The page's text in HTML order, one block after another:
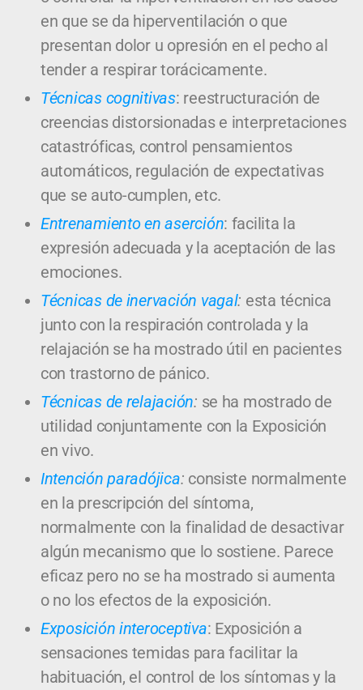
en que se da hiperventilación o que
presentan dolor u opresión en el pecho al
tender a respirar torácicamente.
Técnicas cognitivas: reestructuración de
creencias distorsionadas e interpretaciones
catastróficas, control pensamientos
automáticos, regulación de expectativas
que se auto-cumplen, etc.
Entrenamiento en aserción: facilita la
expresión adecuada y la aceptación de las
emociones.
Técnicas de inervación vagal: esta técnica
junto con la respiración controlada y la
relajación se ha mostrado útil en pacientes
con trastorno de pánico.
Técnicas de relajación: se ha mostrado de
utilidad conjuntamente con la Exposición
en vivo.
Intención paradójica: consiste normalmente
en la prescripción del síntoma,
normalmente con la finalidad de desactivar
algún mecanismo que lo sostiene. Parece
eficaz pero no se ha mostrado si aumenta
o no los efectos de la exposición.
Exposición interoceptiva: Exposición a
sensaciones temidas para facilitar la
habituación, el control de los síntomas y la